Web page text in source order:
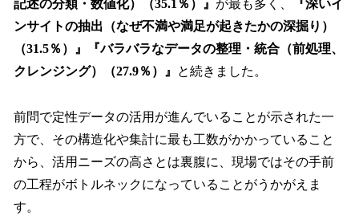
記述の分類・数値化）（35.1％）』 が最も多く、
『深いイ
ンサイトの抽出（なぜ不満や満足が起きたかの深掘り）
（31.5％）』『バラバラなデータの整理・統合（前処理、
クレンジング）（27.9％）』
と続きました。
前問で定性データの活用が進んでいることが示された一
方で、その構造化や集計に最も工数がかかっていること
から、活用ニーズの高さとは裏腹に、現場ではその手前
の工程がボトルネックになっていることがうかがえま
す。